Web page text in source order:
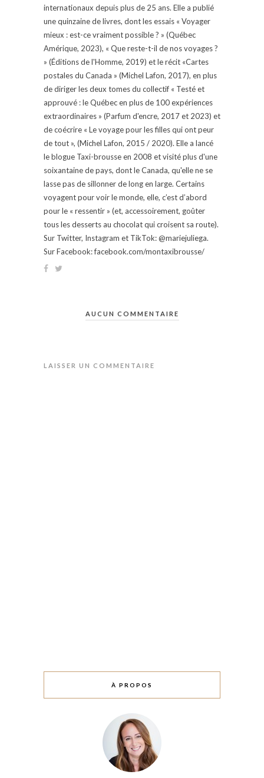
internationaux depuis plus de 25 ans. Elle a publié
une quinzaine de livres, dont les essais « Voyager
mieux : est-ce vraiment possible ? » (Québec
Amérique, 2023), « Que reste-t-il de nos voyages ?
» (Éditions de l'Homme, 2019) et le récit «Cartes
postales du Canada » (Michel Lafon, 2017), en plus
de diriger les deux tomes du collectif « Testé et
approuvé : le Québec en plus de 100 expériences
extraordinaires » (Parfum d'encre, 2017 et 2023) et
de coécrire « Le voyage pour les filles qui ont peur
de tout », (Michel Lafon, 2015 / 2020). Elle a lancé
le blogue Taxi-brousse en 2008 et visité plus d'une
soixantaine de pays, dont le Canada, qu'elle ne se
lasse pas de sillonner de long en large. Certains
voyagent pour voir le monde, elle, c’est d’abord
pour le « ressentir » (et, accessoirement, goûter
tous les desserts au chocolat qui croisent sa route).
Sur Twitter, Instagram et TikTok: @mariejuliega.
Sur Facebook: facebook.com/montaxibrousse/
AUCUN COMMENTAIRE
LAISSER UN COMMENTAIRE
À PROPOS